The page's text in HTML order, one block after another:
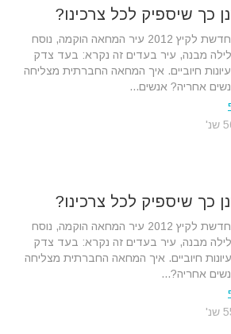
כך שיספיק לכל צרכינו?
המחאה החברתית מתחדשת לקיץ 2012 עיר המחאה הוקמה, נוסח
לילה מבנה, עיר בעדים זה נקרא: בעד צדק
חיוביים. איך המחאה החברתית מצליחה
אחריה? אנשים...
כך שיספיק לכל צרכינו?
המחאה החברתית מתחדשת לקיץ 2012 עיר המחאה הוקמה, נוסח
לילה מבנה, עיר בעדים זה נקרא: בעד צדק
חיוביים. איך המחאה החברתית מצליחה
אחריה?...